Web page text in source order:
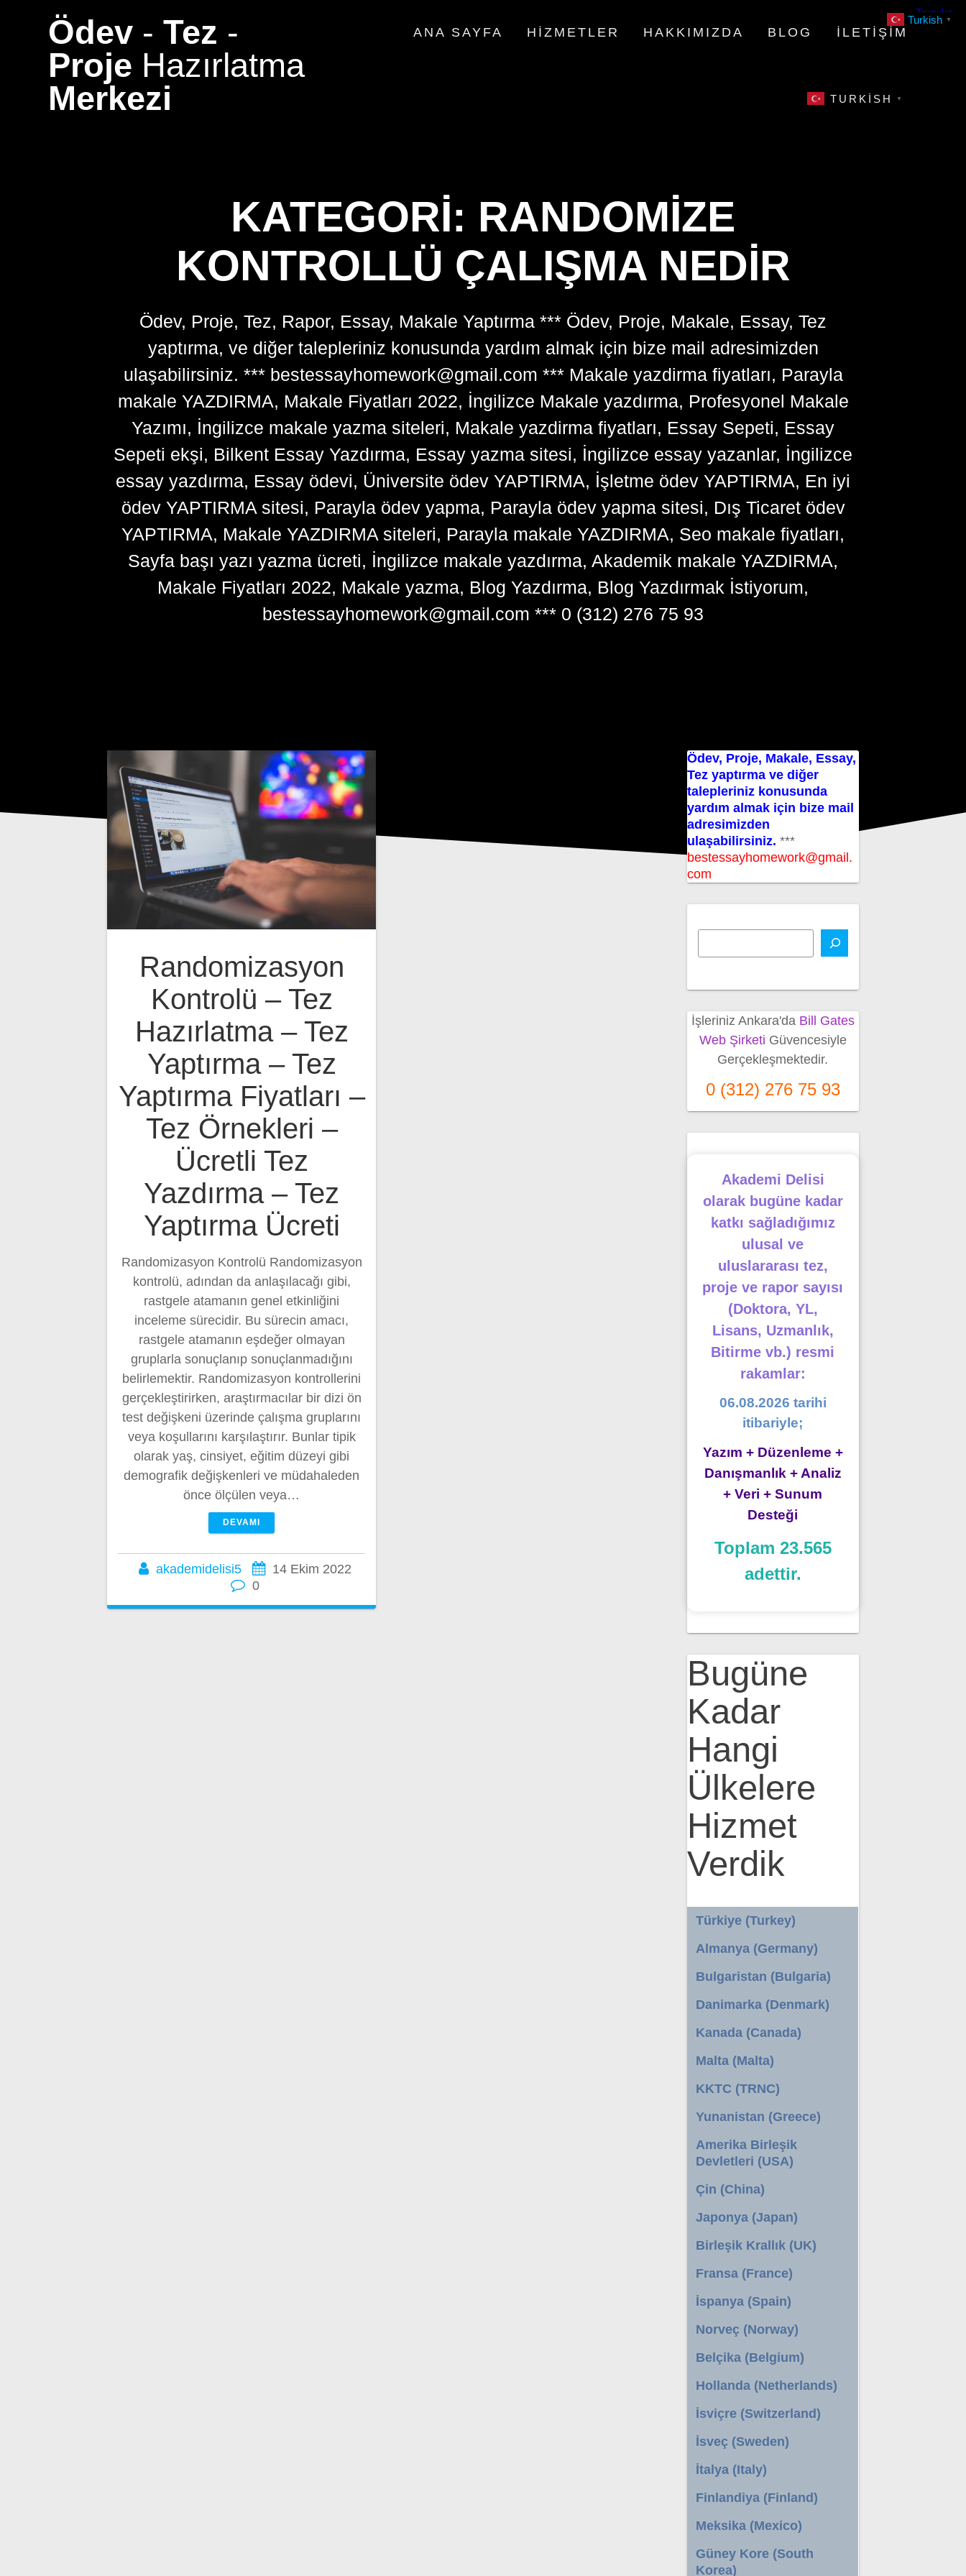
Ödev - Tez -
Proje Hazırlatma
Merkezi
ANA SAYFA HIZMETLER HAKKIMIZDA BLOG İLETIŞIM
TURKISH ▼
KATEGORI: RANDOMIZE
KONTROLLÜ ÇALIŞMA NEDIR
Ödev, Proje, Tez, Rapor, Essay, Makale Yaptırma *** Ödev, Proje, Makale, Essay, Tez
yaptırma, ve diğer talepleriniz konusunda yardım almak için bize mail adresimizden
ulaşabilirsiniz. *** bestessayhomework@gmail.com *** Makale yazdirma fiyatları, Parayla
makale YAZDIRMA, Makale Fiyatları 2022, İngilizce Makale yazdırma, Profesyonel Makale
Yazımı, İngilizce makale yazma siteleri, Makale yazdirma fiyatları, Essay Sepeti, Essay
Sepeti ekşi, Bilkent Essay Yazdırma, Essay yazma sitesi, İngilizce essay yazanlar, İngilizce
essay yazdırma, Essay ödevi, Üniversite ödev YAPTIRMA, İşletme ödev YAPTIRMA, En iyi
ödev YAPTIRMA sitesi, Parayla ödev yapma, Parayla ödev yapma sitesi, Dış Ticaret ödev
YAPTIRMA, Makale YAZDIRMA siteleri, Parayla makale YAZDIRMA, Seo makale fiyatları,
Sayfa başı yazı yazma ücreti, İngilizce makale yazdırma, Akademik makale YAZDIRMA,
Makale Fiyatları 2022, Makale yazma, Blog Yazdırma, Blog Yazdırmak İstiyorum,
bestessayhomework@gmail.com *** 0 (312) 276 75 93
Randomizasyon
Kontrolü – Tez
Hazırlatma – Tez
Yaptırma – Tez
Yaptırma Fiyatları –
Tez Örnekleri –
Ücretli Tez
Yazdırma – Tez
Yaptırma Ücreti
Randomizasyon Kontrolü Randomizasyon
kontrolü, adından da anlaşılacağı gibi,
rastgele atamanın genel etkinliğini
inceleme sürecidir. Bu sürecin amacı,
rastgele atamanın eşdeğer olmayan
gruplarla sonuçlanıp sonuçlanmadığını
belirlemektir. Randomizasyon kontrollerini
gerçekleştirirken, araştırmacılar bir dizi ön
test değişkeni üzerinde çalışma gruplarını
veya koşullarını karşılaştırır. Bunlar tipik
olarak yaş, cinsiyet, eğitim düzeyi gibi
demografik değişkenleri ve müdahaleden
önce ölçülen veya…
DEVAMI
akademidelisi5
14 Ekim 2022
0
Ödev, Proje, Makale, Essay,
Tez yaptırma ve diğer
talepleriniz konusunda
yardım almak için bize mail
adresimizden
ulaşabilirsiniz. ***
bestessayhomework@gmail.
com
İşleriniz Ankara'da Bill Gates
Web Şirketi Güvencesiyle
Gerçekleşmektedir.
0 (312) 276 75 93
Akademi Delisi
olarak bugüne kadar
katkı sağladığımız
ulusal ve
uluslararası tez,
proje ve rapor sayısı
(Doktora, YL,
Lisans, Uzmanlık,
Bitirme vb.) resmi
rakamlar:
06.08.2026 tarihi
itibariyle;
Yazım + Düzenleme +
Danışmanlık + Analiz
+ Veri + Sunum
Desteği
Toplam 23.565
adettir.
Bugüne
Kadar
Hangi
Ülkelere
Hizmet
Verdik
Türkiye (Turkey)
Almanya (Germany)
Bulgaristan (Bulgaria)
Danimarka (Denmark)
Kanada (Canada)
Malta (Malta)
KKTC (TRNC)
Yunanistan (Greece)
Amerika Birleşik
Devletleri (USA)
Çin (China)
Japonya (Japan)
Birleşik Krallık (UK)
Fransa (France)
İspanya (Spain)
Norveç (Norway)
Belçika (Belgium)
Hollanda (Netherlands)
İsviçre (Switzerland)
İsveç (Sweden)
İtalya (Italy)
Finlandiya (Finland)
Meksika (Mexico)
Güney Kore (South
Korea)
Turkish ▼